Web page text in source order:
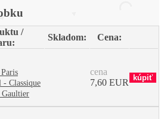
/
Skladom: Cena:
- Classique
Gaultier
cena
7,60 EUR